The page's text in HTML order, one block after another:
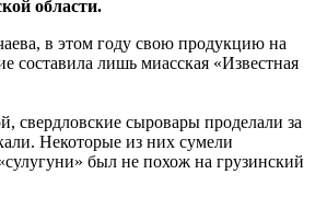
области.
в этом году свою продукцию на
составила лишь миасская «Известная
сыровары проделали за
Некоторые из них сумели
был не похож на грузинский